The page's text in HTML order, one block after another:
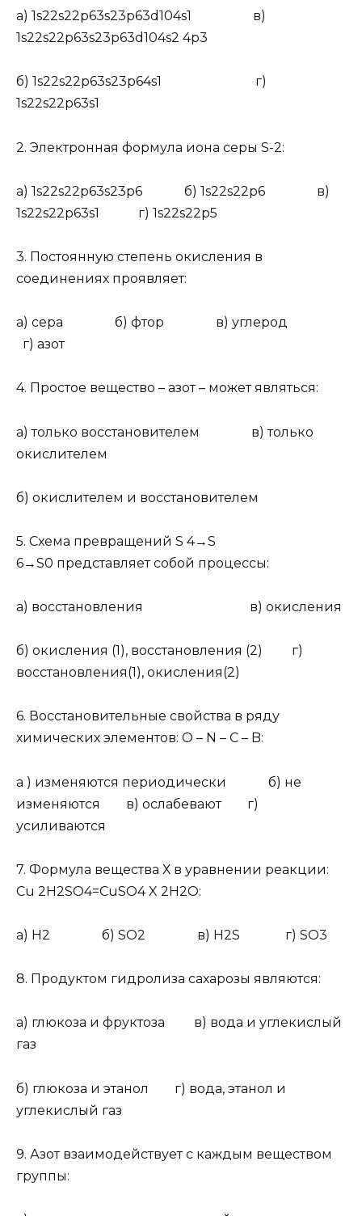
а) 1s22s22p63s23p63d104s1
в)
1s22s22p63s23p63d104s2 4p3
б) 1s22s22p63s23p64s1
г)
1s22s22p63s1
2. Электронная формула иона серы S-2:
а) 1s22s22p63s23p6 б) 1s22s22p6 в)
1s22s22p63s1 г) 1s22s22p5
3. Постоянную степень окисления в
соединениях проявляет:
а) сера б) фтор в) углерод
г) азот
4. Простое вещество – азот – может являться:
а) только восстановителем в) только
окислителем
б) окислителем и восстановителем
5. Схема превращений S 4→S
6→S0 представляет собой процессы:
а) восстановления в) окисления
б) окисления (1), восстановления (2) г)
восстановления(1), окисления(2)
6. Восстановительные свойства в ряду
химических элементов: O – N – C – B:
а ) изменяются периодически б) не
изменяются в) ослабевают г)
усиливаются
7. Формула вещества Х в уравнении реакции:
Cu 2H2SO4=CuSO4X 2H2O:
а) H2 б) SO2 в) H2S г) SO3
8. Продуктом гидролиза сахарозы являются:
а) глюкоза и фруктоза в) вода и углекислый
газ
б) глюкоза и этанол г) вода, этанол и
углекислый газ
9. Азот взаимодействует с каждым веществом
группы: